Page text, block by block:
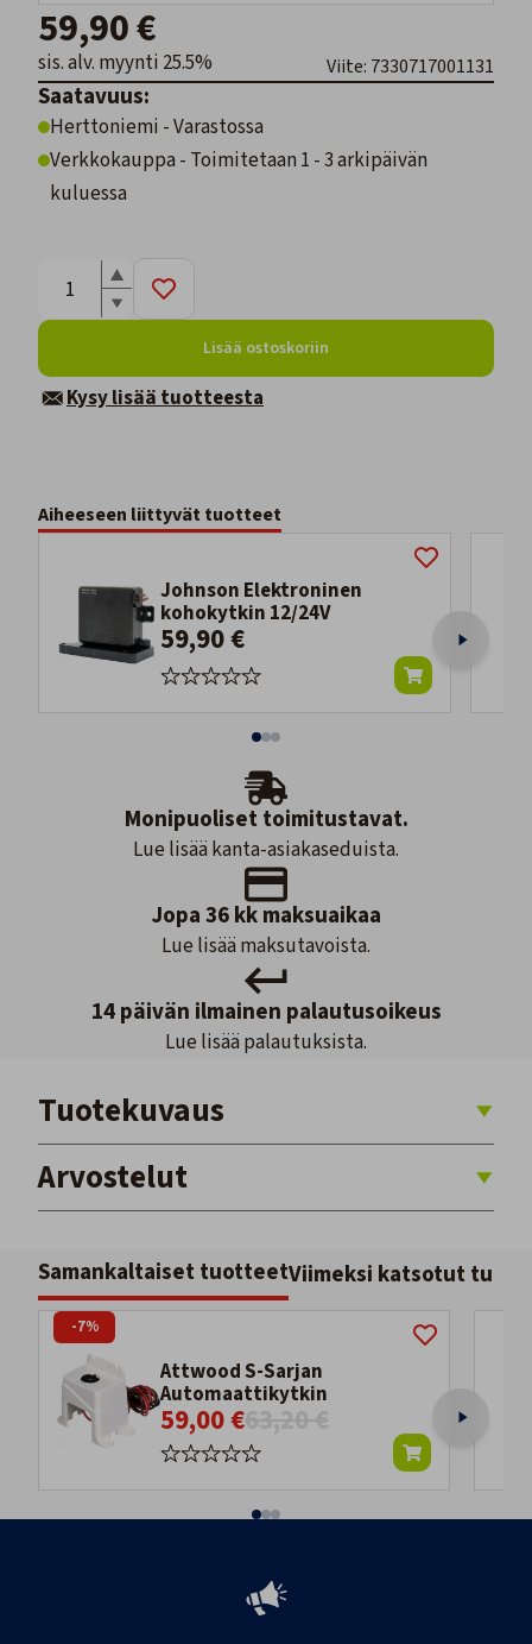
59,90 €
sis. alv. myynti 25.5% Viite: 7330717001131
Saatavuus:
Herttoniemi - Varastossa
Verkkokauppa - Toimitetaan 1 - 3 arkipäivän
kuluessa
Lisää ostoskoriin
Kysy lisää tuotteesta
Aiheeseen liittyvät tuotteet
Johnson Elektroninen
kohokytkin 12/24V
59,90 €
Monipuoliset toimitustavat.
Lue lisää kanta-asiakaseduista.
Jopa 36 kk maksuaikaa
Lue lisää maksutavoista.
14 päivän ilmainen palautusoikeus
Lue lisää palautuksista.
Tuotekuvaus
Arvostelut
Samankaltaiset tuotteetViimeksi katsotut
Attwood S-Sarjan
Automaattikytkin
59,00 €63,20 €
-7%